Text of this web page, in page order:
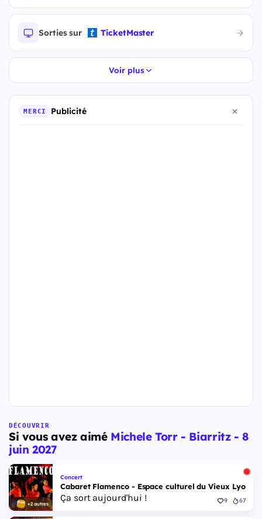
Sorties sur TicketMaster
Voir plus
MERCI Publicité
DÉCOUVRIR
Si vous avez aimé Michele Torr - Biarritz - 8
juin 2027
+2 autres
Concert
Cabaret Flamenco - Espace culturel du Vieux Lyon -
Ça sort aujourd'hui ! 9 67